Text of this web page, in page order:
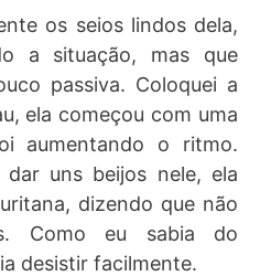
os seios lindos dela,
a situação, mas que
passiva. Coloquei a
ela começou com uma
aumentando o ritmo.
dar uns beijos nele, ela
dizendo que não
Como eu sabia do
desistir facilmente.